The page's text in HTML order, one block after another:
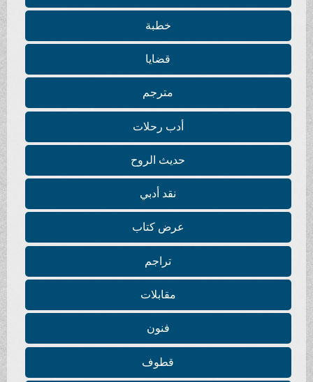
خطبة
قضايا
مترجم
أدب رحلات
حديث الروح
نقد أدبي
عرض كتاب
تراجم
مقابلات
فنون
قطوف